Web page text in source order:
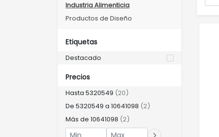
Industria Alimenticia
Productos de Diseño
Etiquetas
Destacado
Precios
Hasta 5320549 (20)
De 5320549 a 10641098 (2)
Más de 10641098 (2)